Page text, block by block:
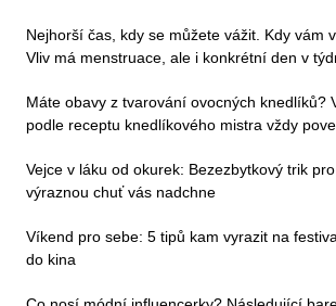
Nejhorší čas, kdy se můžete vážit. Kdy vám
Vliv má menstruace, ale i konkrétní den v
Máte obavy z tvarování ovocných knedlíků?
podle receptu knedlíkového mistra vždy
Vejce v láku od okurek: Bezezbytkový trik
výraznou chuť vás nadchne
Víkend pro sebe: 5 tipů kam vyrazit na
do kina